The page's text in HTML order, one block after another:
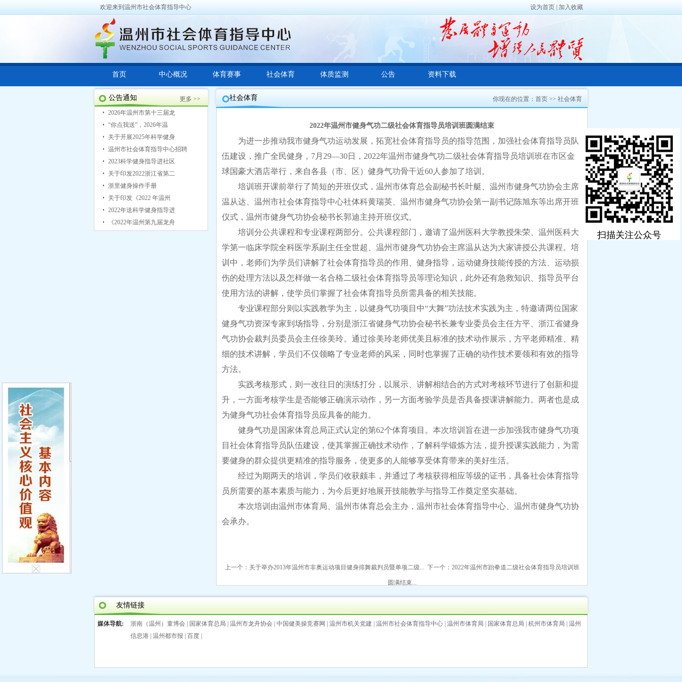
欢迎来到温州市社会体育指导中心 设为首页 加入收藏
首页 中心概况 体育赛事 社会体育 体质监测 公告 资料下载
公告通知
更多 >>
2026年温州市第十三届龙
“你点我送”，2026年温
关于开展2025年科学健身
温州市社会体育指导中心招聘
2023科学健身指导进社区
关于印发2022浙江省第二
浙里健身操作手册
关于印发《2022 年温州
2022年送科学健身指导进
《2022年温州第九届龙舟
社会体育 你现在的位置： 首页 >> 社会体育
2022年温州市健身气功二级社会体育指导员培训班圆满结束
为进一步推动我市健身气功运动发展，拓宽社会体育指导员的指导范围，加强社会体育指导员队
伍建设，推广全民健身， 7月29—30日，2022年温州市健身气功二级社会体育指导员培训班在市区金
球国豪大酒店举行，来自各县（市、区）健身气功骨干近60人参加了培训。
培训班开课前举行了简短的开班仪式，温州市体育总会副秘书长叶艇、温州市健身气功协会主席
温从达、温州市社会体育指导中心社体科黄瑞英、温州市健身气功协会第一副书记陈旭东等出席开班
仪式，温州市健身气功协会秘书长郭迪主持开班仪式。
培训分公共课程和专业课程两部分。公共课程部门，邀请了温州医科大学教授朱荣、温州医科大
学第一临床学院全科医学系副主任全世超、温州市健身气功协会主席温从达为大家讲授公共课程。培
训中，老师们为学员们讲解了社会体育指导员的作用、健身指导，运动健身技能传授的方法、运动损
伤的处理方法以及怎样做一名合格二级社会体育指导员等理论知识，此外还有急救知识、指导员平台
使用方法的讲解，使学员们掌握了社会体育指导员所需具备的相关技能。
专业课程部分则以实践教学为主，以健身气功项目中“大舞”功法技术实践为主，特邀请两位国家
健身气功资深专家到场指导，分别是浙江省健身气功协会秘书长兼专业委员会主任方平、浙江省健身
气功协会裁判员委员会主任徐美玲。通过徐美玲老师优美且标准的技术动作展示，方平老师精准、精
细的技术讲解，学员们不仅领略了专业老师的风采，同时也掌握了正确的动作技术要领和有效的指导
方法。
实践考核形式，则一改往日的演练打分，以展示、讲解相结合的方式对考核环节进行了创新和提
升，一方面考核学生是否能够正确演示动作，另一方面考验学员是否具备授课讲解能力。两者也是成
为健身气功社会体育指导员应具备的能力。
健身气功是国家体育总局正式认定的第62个体育项目。本次培训旨在进一步加强我市健身气功项
目社会体育指导员队伍建设，使其掌握正确技术动作，了解科学锻炼方法，提升授课实践能力，为需
要健身的群众提供更精准的指导服务，使更多的人能够享受体育带来的美好生活。
经过为期两天的培训，学员们收获颇丰，并通过了考核获得相应等级的证书，具备社会体育指导
员所需要的基本素质与能力，为今后更好地展开技能教学与指导工作奠定坚实基础。
本次培训由温州市体育局、温州市体育总会主办，温州市社会体育指导中心、温州市健身气功协
会承办。
上一个： 关于举办2013年温州市非奥运动项目健身排舞裁判员暨单项二级... 下一个： 2022年温州市跆拳道二级社会体育指导员培训班
圆满结束...
友情链接
媒体导航: 浙南（温州）童博会 国家体育总局 温州市龙舟协会 中国健美操竞赛网 温州市机关党建 温州市社会体育指导中心 温州市体育局 国家体育总局 杭州市体育局
温州
信息港 温州都市报 百度
扫描关注公众号